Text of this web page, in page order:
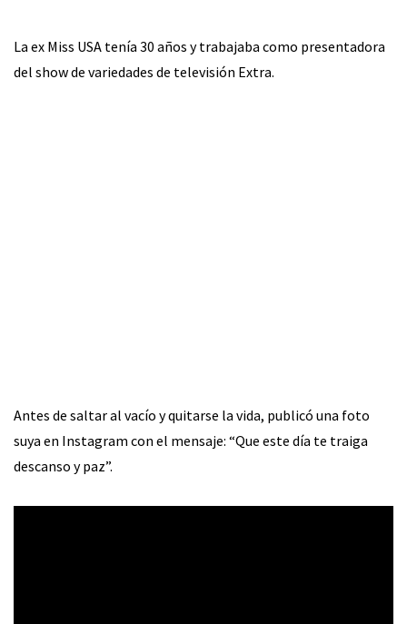
La ex Miss USA tenía 30 años y trabajaba como presentadora
del show de variedades de televisión Extra.
Antes de saltar al vacío y quitarse la vida, publicó una foto
suya en Instagram con el mensaje: “Que este día te traiga
descanso y paz”.